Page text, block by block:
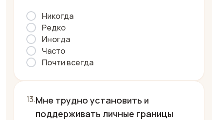
Никогда
Редко
Иногда
Часто
Почти всегда
Мне трудно установить и
поддерживать личные границы